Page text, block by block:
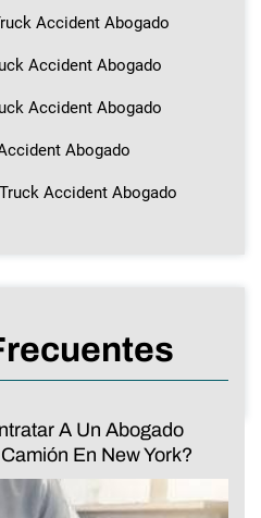
Accident Abogado
Accident Abogado
Accident Abogado
Abogado
Accident Abogado
A Un Abogado
En New York?